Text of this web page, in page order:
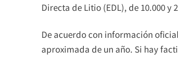
Directa de Litio (EDL), de 10.000
De acuerdo con información
aproximada de un año. Si hay